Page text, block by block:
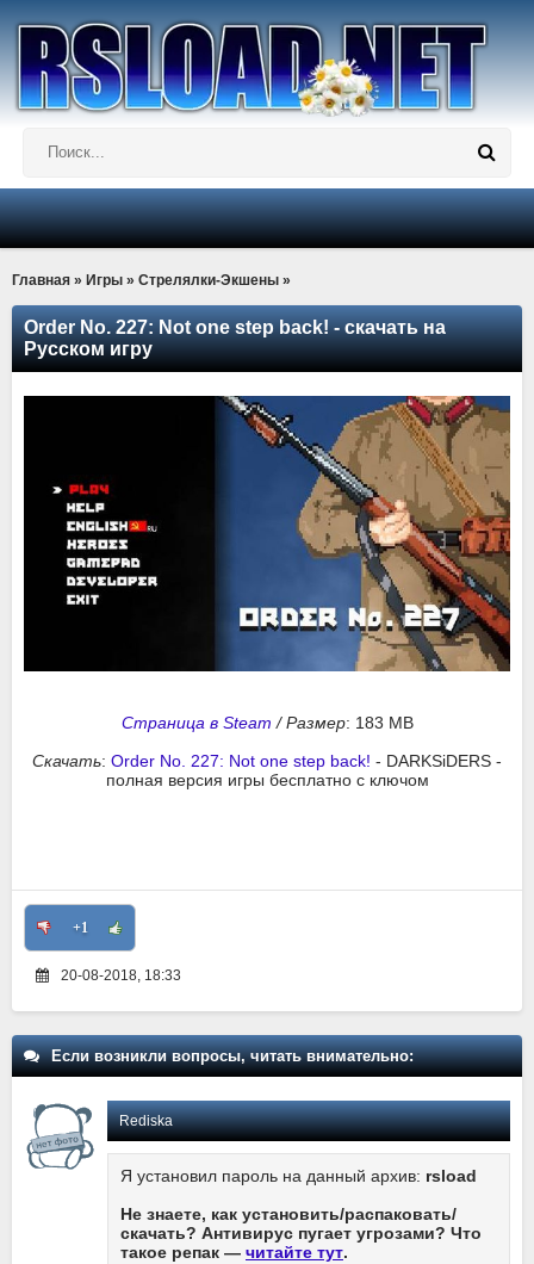
Главная » Игры » Стрелялки-Экшены »
Order No. 227: Not one step back! - скачать на
Русском игру
Страница в Steam /Размер: 183 MB
Скачать: Order No. 227: Not one step back! - DARKSiDERS -
полная версия игры бесплатно с ключом
+1
20-08-2018, 18:33
Если возникли вопросы, читать внимательно:
Rediska
Я установил пароль на данный архив: rsload
Не знаете, как установить/распаковать/
скачать? Антивирус пугает угрозами? Что
такое репак — читайте тут.